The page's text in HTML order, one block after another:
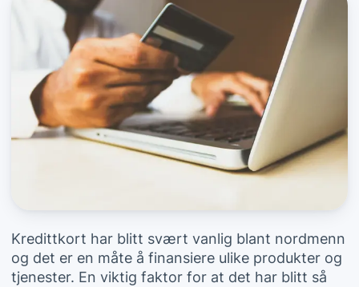
Kredittkort har blitt svært vanlig blant nordmenn
og det er en måte å finansiere ulike produkter og
tjenester. En viktig faktor for at det har blitt så